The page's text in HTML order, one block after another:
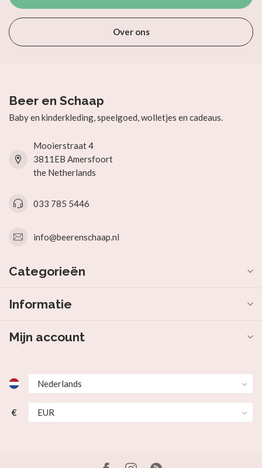
Over ons
Beer en Schaap
Baby en kinderkleding, speelgoed, wolletjes en cadeaus.
Mooierstraat 4
3811EB Amersfoort
the Netherlands
033 785 5446
info@beerenschaap.nl
Categorieën
Informatie
Mijn account
€